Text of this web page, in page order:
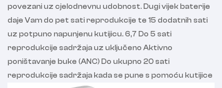
povezani uz cjelodnevnu udobnost. Dugi vijek baterije
daje Vam do pet sati reprodukcije te 15 dodatnih sati
uz potpuno napunjenu kutijicu. 6,7 Do 5 sati
reprodukcije sadržaja uz uključeno Aktivno
poništavanje buke (ANC) Do ukupno 20 sati
reprodukcije sadržaja kada se pune s pomoću kutijice